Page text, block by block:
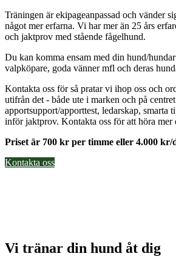
Träningen är ekipageanpassad och vänder
något mer erfarna. Vi har mer än 25 års
och jaktprov med stående fågelhund.
Du kan komma ensam med din hund/
valpköpare, goda vänner mfl och deras
Kontakta oss för så pratar vi ihop oss och
utifrån det - både ute i marken och på
apportsupport/apporttest, ledarskap, smarta
inför jaktprov. Kontakta oss för att höra mer
Priset är 700 kr per timme eller 4.000 kr/
Kontakta oss
Vi tränar din hund åt dig